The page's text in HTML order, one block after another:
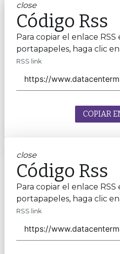
close
Código Rss
Para copiar el enlace RSS
portapapeles, haga clic
RSS link
COPIAR
close
Código Rss
Para copiar el enlace RSS
portapapeles, haga clic
RSS link